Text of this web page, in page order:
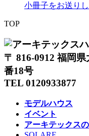
小冊子をお送り
TOP
〒 816-0912 福岡
番18号
TEL 0120933877
モデルハウス
イベント
アーキテックス